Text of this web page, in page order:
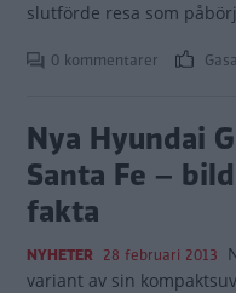
slutförde resa som
0 kommentarer Gasa
Nya Hyundai
Santa Fe –
fakta
NYHETER 28 februari 2013
variant av sin